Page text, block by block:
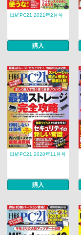
日経PC21 2021年2月号
購入
日経PC21 2020年11月号
購入